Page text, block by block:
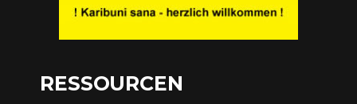
RESSOURCEN